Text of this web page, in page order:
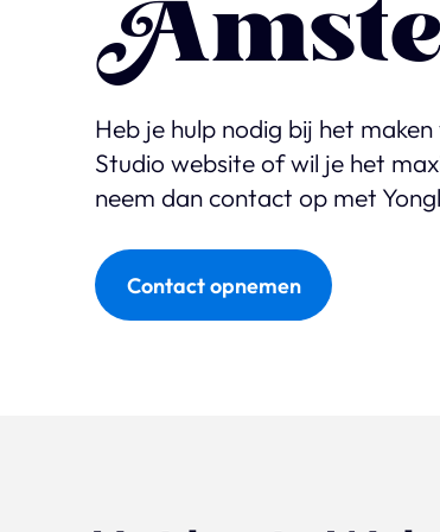
Heb je hulp nodig bij het
Studio website of wil je het
neem dan contact op met
Contact opnemen